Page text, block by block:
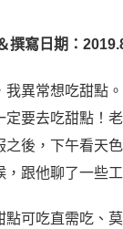
撰寫日期：
我異常想吃甜點
定要去吃甜點！
之後，下午看天
，跟他聊了一些
點可吃直需吃、